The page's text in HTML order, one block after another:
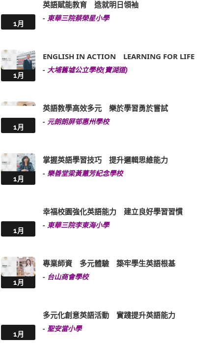
1月
英語賦能教育 造就明日領袖
- 東華三院蔡榮星小學
1月
ENGLISH IN ACTION LEARNING FOR LIFE
- 大埔舊墟公立學校(寶湖道)
1月
英語教學高效多元 樂於學習勇於嘗試
- 元朗朗屏邨惠州學校
1月
掌握英語學習技巧 提升邏輯思維能力
- 樂善堂梁黃蕙芳紀念學校
1月
幸福校園強化英語能力 建立良好學習習慣
- 東華三院李東海小學
1月
專業師資 多元體驗 築牢學生英語根基
- 台山商會學校
1月
多元化創意英語活動 實踐提升英語能力
- 聖安當小學